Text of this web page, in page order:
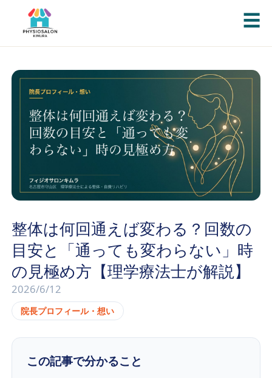
☰
整体は何回通えば変わる？回数の
目安と「通っても変わらない」時
の見極め方【理学療法士が解説】
2026/6/12
院長プロフィール・想い
この記事で分かること